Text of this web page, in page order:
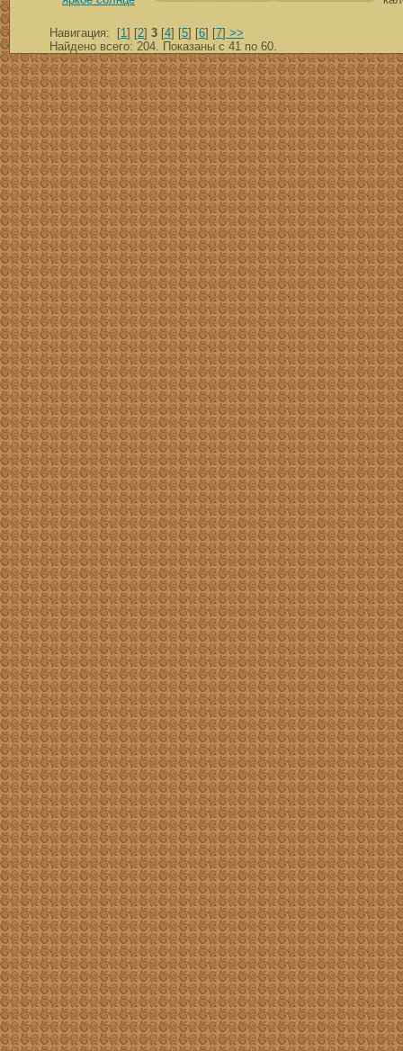
Навигация: [1] [2] 3 [4] [5] [6] [7] >>
Найдено всего: 204. Показаны с 41 по 60.
скачать mp3 бесплатно мп3,Россия,патриот,сохранение традиций,великая страна,история,тексты песен, описание песен, удобный каталог mp3 фольклора Поиск